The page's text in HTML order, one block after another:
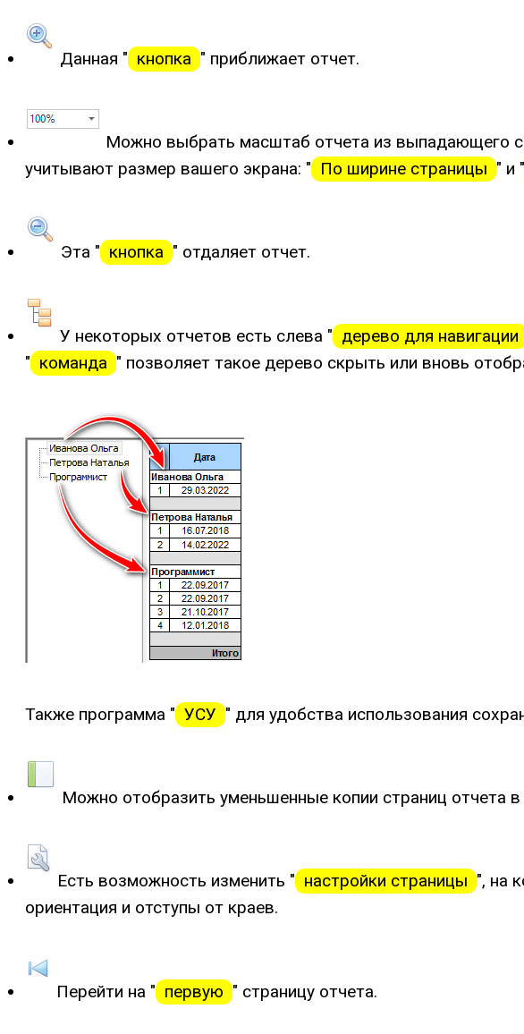
Данная " кнопка " приближает отчет.
Можно выбрать масштаб отчета из выпадающего
учитывают размер вашего экрана: " По ширине страницы " и "
Эта " кнопка " отдаляет отчет.
У некоторых отчетов есть слева " дерево для навигации
" команда " позволяет такое дерево скрыть или вновь
Также программа " УСУ " для удобства использования
Можно отобразить уменьшенные копии страниц отчета в
Есть возможность изменить " настройки страницы ", на
ориентация и отступы от краев.
Перейти на " первую " страницу отчета.